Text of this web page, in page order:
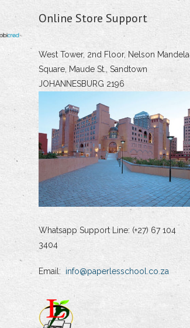
Online Store Support
West Tower, 2nd Floor, Nelson Mandela
Square, Maude St., Sandtown
JOHANNESBURG 2196
Whatsapp Support Line: (+27) 67 104
3404
Email: info@paperlesschool.co.za